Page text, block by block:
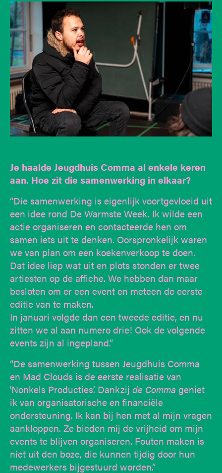
Je haalde Jeugdhuis Comma al enkele keren
aan. Hoe zit die samenwerking in elkaar?
“Die samenwerking is eigenlijk voortgevloeid uit
een idee rond De Warmste Week. Ik wilde een
actie organiseren en contacteerde hen om
samen iets uit te denken. Oorspronkelijk waren
we van plan om een koekenverkoop te doen.
Dat idee liep wat uit en plots stonden er twee
artiesten op de affiche. We hebben dan maar
besloten om er een event en meteen de eerste
editie van te maken.
In januari volgde dan een tweede editie, en nu
zitten we al aan numero drie! Ook de volgende
events zijn al ingepland.”
“De samenwerking tussen Jeugdhuis Comma
en Mad Clouds is de eerste realisatie van
'Nonkels Producties’. Dankzij de Comma geniet
ik van organisatorische en financiële
ondersteuning. Ik kan bij hen met al mijn vragen
aankloppen. Ze bieden mij de vrijheid om mijn
events te blijven organiseren. Fouten maken is
niet uit den boze, die kunnen tijdig door hun
medewerkers bijgestuurd worden.”